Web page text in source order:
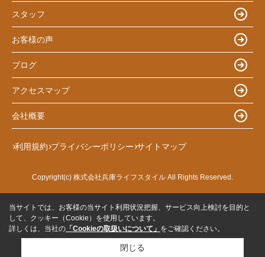
スタッフ
お客様の声
ブログ
アクセスマップ
会社概要
利用規約 プライバシーポリシー サイトマップ
Copyright(c) 株式会社兵庫ライフスタイル All Rights Reserved.
当サイトでは、お客様の当サイト利用状況把握、サービス向上検討を目的と
して、クッキー（Cookie）を使用しています。
詳しくは、当社の 「Cookieの取扱いについて」 をご確認ください。
閉じる